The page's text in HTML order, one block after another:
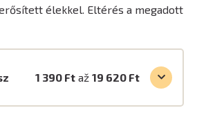
élekkel. Eltérés a megadott
1 390 Ft až 19 620 Ft